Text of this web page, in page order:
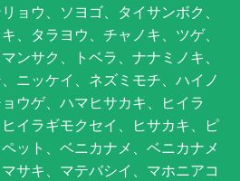
ョウ、ソヨゴ、タイサンボク、
、タラヨウ、チャノキ、ツゲ、
ンサク、トベラ、ナナミノキ、
ニッケイ、ネズミモチ、ハイノ
ウゲ、ハマヒサカキ、ヒイラ
イラギモクセイ、ヒサカキ、ピ
ット、ベニカナメ、ベニカナメ
サキ、マテバシイ、マホニアコ